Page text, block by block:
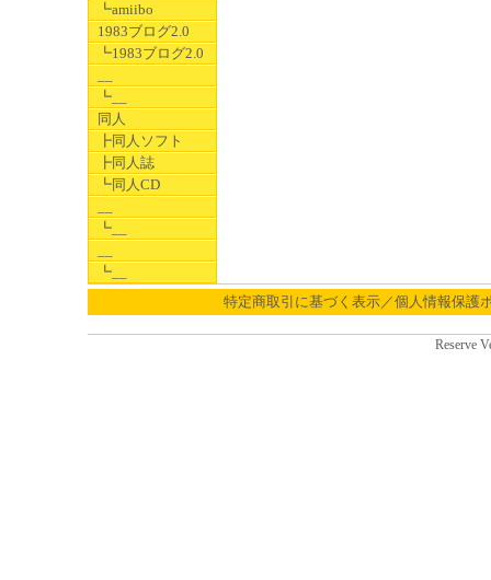
┗amiibo
1983ブログ2.0
┗1983ブログ2.0
┗__
同人
┣同人ソフト
┣同人誌
┗同人CD
┗__
┗__
特定商取引に基づく表示／個人情報保護
Reserve